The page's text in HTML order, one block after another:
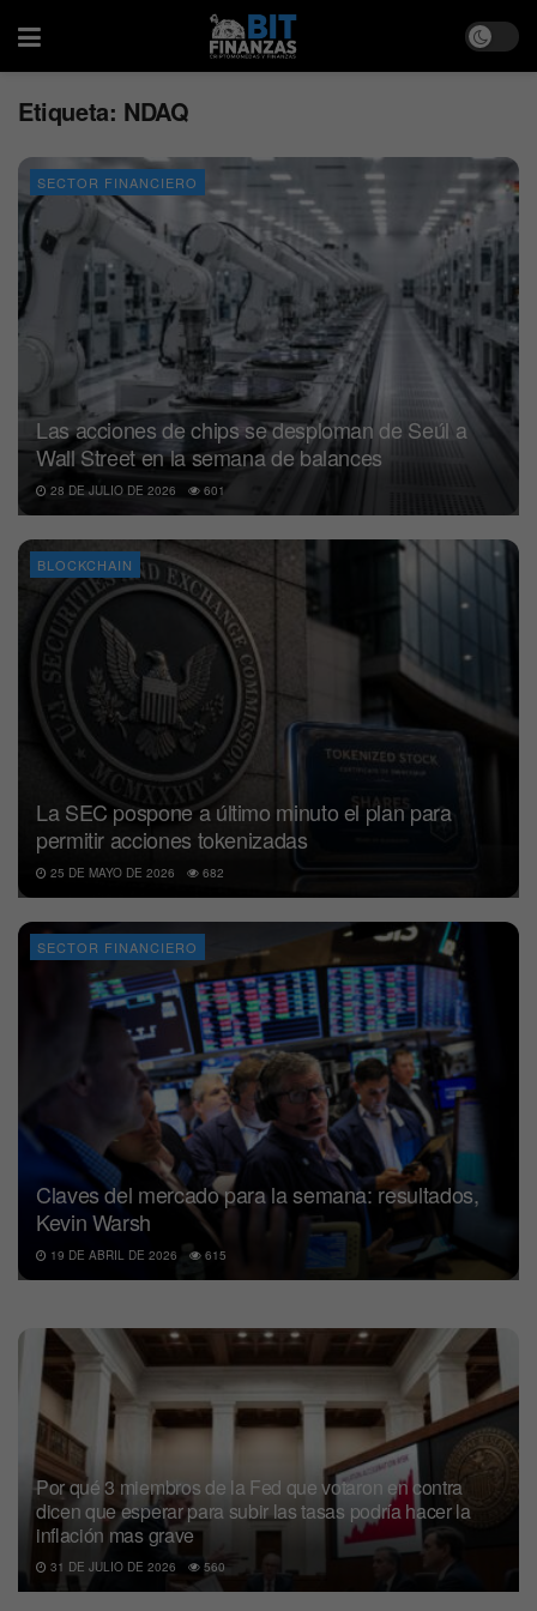
Etiqueta: NDAQ
SECTOR FINANCIERO
Las acciones de chips se desploman de Seúl a
Wall Street en la semana de balances
28 DE JULIO DE 2026 601
BLOCKCHAIN
La SEC pospone a último minuto el plan para
permitir acciones tokenizadas
25 DE MAYO DE 2026 682
SECTOR FINANCIERO
Claves del mercado para la semana: resultados,
Kevin Warsh
19 DE ABRIL DE 2026 615
Por qué 3 miembros de la Fed que votaron en contra
dicen que esperar para subir las tasas podría hacer la
inflación mas grave
31 DE JULIO DE 2026 560